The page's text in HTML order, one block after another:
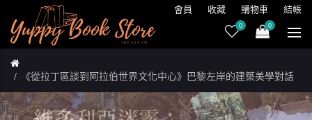
會員 收藏 購物車 結帳
0 0
《從拉丁區談到阿拉伯世界文化中心》巴黎左岸的建築美學對話